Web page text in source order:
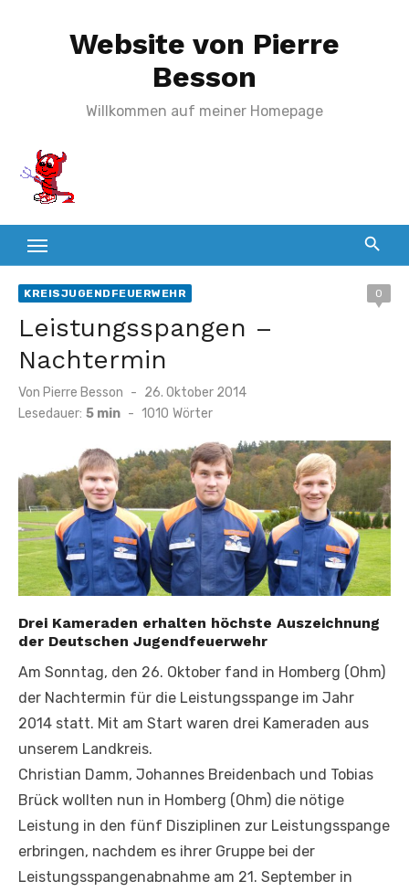
Website von Pierre
Besson
Willkommen auf meiner Homepage
KREISJUGENDFEUERWEHR 0
Leistungsspangen –
Nachtermin
Von Pierre Besson
Veröffentlicht
am
26. Oktober 2014
Lesedauer: 5 min - 1010 Wörter
Drei Kameraden erhalten höchste Auszeichnung
der Deutschen Jugendfeuerwehr
Am Sonntag, den 26. Oktober fand in Homberg (Ohm)
der Nachtermin für die Leistungsspange im Jahr
2014 statt. Mit am Start waren drei Kameraden aus
unserem Landkreis.
Christian Damm, Johannes Breidenbach und Tobias
Brück wollten nun in Homberg (Ohm) die nötige
Leistung in den fünf Disziplinen zur Leistungsspange
erbringen, nachdem es ihrer Gruppe bei der
Leistungsspangenabnahme am 21. September in